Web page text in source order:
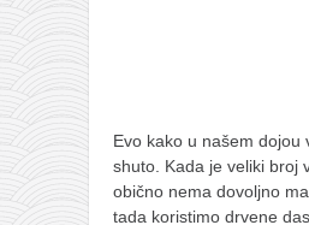
azbuki i knjige
najnovije na blogu
moje beleške
istorija karatea
Evo kako u našem dojou
shuto. Kada je veliki broj
obično nema dovoljno
tada koristimo drvene